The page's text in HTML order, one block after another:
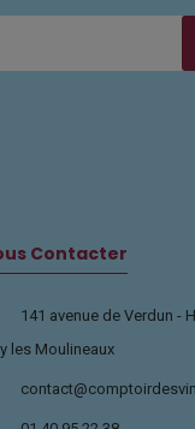
Contacter
141 avenue de Verdun -
les Moulineaux